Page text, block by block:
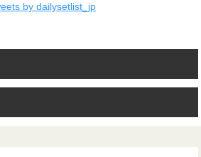
by dailysetlist_jp